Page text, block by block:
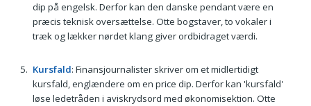
dip på engelsk. Derfor kan den danske pendant være en
præcis teknisk oversættelse. Otte bogstaver, to vokaler i
træk og lækker nørdet klang giver ordbidraget værdi.
Kursfald: Finansjournalister skriver om et midlertidigt
kursfald, englændere om en price dip. Derfor kan 'kursfald'
løse ledetråden i aviskrydsord med økonomisektion. Otte